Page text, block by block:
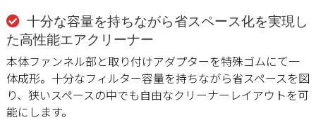
十分な容量を持ちながら省スペース化を実現し
た高性能エアクリーナー
本体ファンネル部と取り付けアダプターを特殊ゴムにて一
体成形。十分なフィルター容量を持ちながら省スペースを図
り、狭いスペースの中でも自由なクリーナーレイアウトを可
能にします。